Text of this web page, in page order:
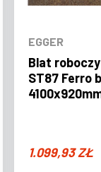
EGGER
Blat roboczy
ST87 Ferro
1.099,93ZŁ